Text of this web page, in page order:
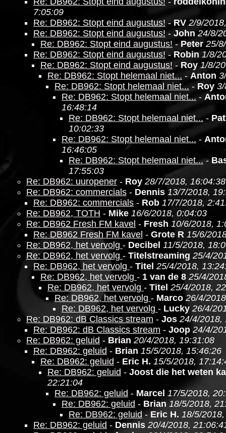
7:05:09
Re: DB962: Stopt eind augustus! - RV 2/9/
Re: DB962: Stopt eind augustus! - John 24/8/
Re: DB962: Stopt eind augustus! - Peter 25/
Re: DB962: Stopt eind augustus! - Robin 1/8/
Re: DB962: Stopt eind augustus! - Roy 1/8/
Re: DB962: Stopt helemaal niet... - Anton
Re: DB962: Stopt helemaal niet... - Roy
Re: DB962: Stopt helemaal niet... -
16:48:14
Re: DB962: Stopt helemaal niet... -
10:02:33
Re: DB962: Stopt helemaal niet... -
16:46:05
Re: DB962: Stopt helemaal niet...-
17:55:03
Re: DB962: uuropener - Roy 28/7/2018, 16:04:38
Re: DB962: commercials - Dennis 13/7/2018,
Re: DB962: commercials - Rob 17/7/2018,
Re: DB962, TOTH - Mike 16/6/2018, 0:04:03
Re: DB962 Fresh FM kavel - Fresh 10/6/2018,
Re: DB962 Fresh FM kavel - Grote R 15/6/
Re: DB962, het vervolg - Decibel 11/5/2018,
Re: DB962, het vervolg - Titelstreaming 25/4/
Re: DB962, het vervolg - Titel 25/4/2018,
Re: DB962, het vervolg - 1 van de 8 25/4/
Re: DB962, het vervolg - Titel 25/4/2018,
Re: DB962, het vervolg - Marco 26/4/
Re: DB962, het vervolg - Lucky 26/4/
Re: DB962: dB Classics stream - Jos 24/4/2018,
Re: DB962: dB Classics stream - Joop 24/4/
Re: DB962: geluid - Brian 20/4/2018, 19:31:08
Re: DB962: geluid - Brian 15/5/2018, 15:46:26
Re: DB962: geluid - Eric H. 15/5/2018,
Re: DB962: geluid - Joost die het weten
22:21:04
Re: DB962: geluid - Marcel 17/5/2018,
Re: DB962: geluid - Brian 18/5/2018,
Re: DB962: geluid - Eric H. 18/5/
Re: DB962: geluid - Dennis 20/4/2018,